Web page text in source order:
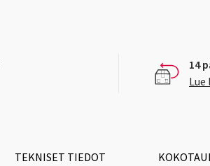
14
TEKNISET TIEDOT